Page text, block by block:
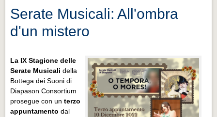
Serate Musicali: All'ombra
d'un mistero
La IX Stagione delle
Serate Musicali della
Bottega dei Suoni di
Diapason Consortium
prosegue con unterzo
appuntamento dal